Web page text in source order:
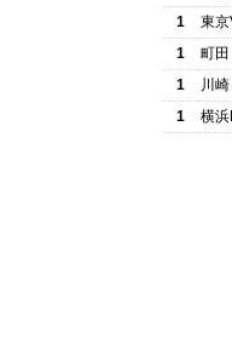
1
東京
1
町田
1
川崎
1
横浜